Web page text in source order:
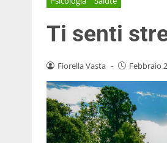
Ti senti
Fiorella Vasta - Febbraio